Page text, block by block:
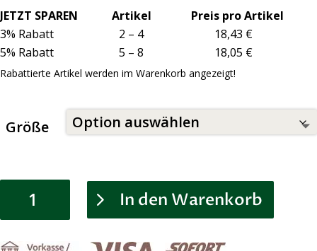
JETZT SPAREN Artikel Preis pro Artikel
3% Rabatt 2 – 4 18,43 €
5% Rabatt 5 – 8 18,05 €
Rabattierte Artikel werden im Warenkorb angezeigt!
Größe
Earthing
Erdungssocken
In den Warenkorb